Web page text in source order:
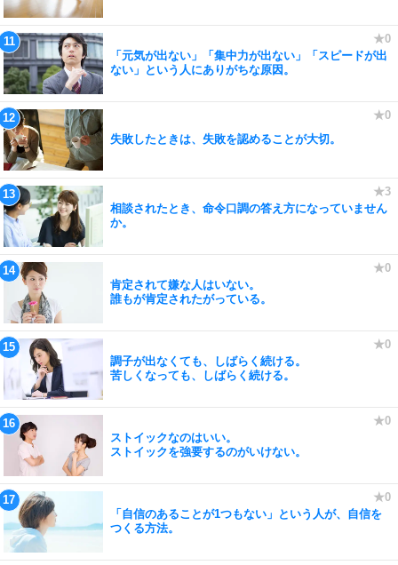
「元気が出ない」「集中力が出ない」「スピードが出
ない」という人にありがちな原因。
失敗したときは、失敗を認めることが大切。
相談されたとき、命令口調の答え方になっていません
か。
肯定されて嫌な人はいない。
誰もが肯定されたがっている。
調子が出なくても、しばらく続ける。
苦しくなっても、しばらく続ける。
ストイックなのはいい。
ストイックを強要するのがいけない。
「自信のあることが1つもない」という人が、自信を
つくる方法。